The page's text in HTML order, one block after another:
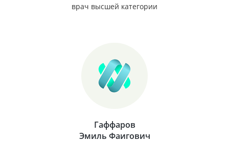
врач высшей категории
Гаффаров
Эмиль Фаигович